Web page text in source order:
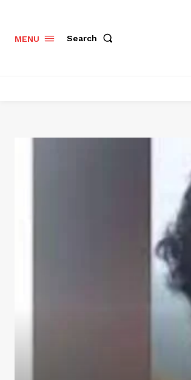
MENU Search